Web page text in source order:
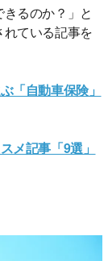
るのか？」と
ている記事を
「自動車保険」
メ記事「9選」